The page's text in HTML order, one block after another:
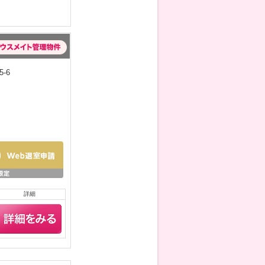
6
詳細